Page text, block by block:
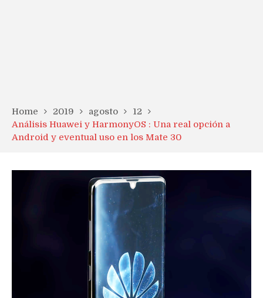
Home 2019 agosto
12
Análisis Huawei y HarmonyOS : Una real opción a
Android y eventual uso en los Mate 30